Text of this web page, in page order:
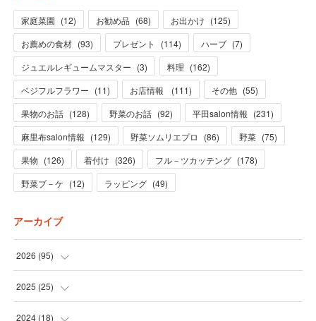
家庭菜園 (12) お勧め品 (68) お出かけ (125)
お薦めの食材 (93) プレゼント (114) ハーブ (7)
ジュエルレギュームマスター (3) 料理 (162)
ベジフルフラワー (11) お店情報 (111) その他 (55)
果物のお話 (128) 野菜のお話 (92) 平田salon情報 (231)
麻里布salon情報 (129) 野菜ソムリエプロ (86) 野菜 (75)
果物 (126) 着付け (326) フル－ツカッテング (178)
野菜ブ－ケ (12) ラッピング (49)
アーカイブ
2026 (95)
(5
(31 )
2025 (25)
(3
2024(18)